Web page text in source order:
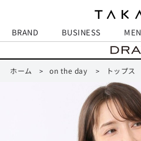
BRAND BUSINESS MEN
ホーム > on the day > トップス